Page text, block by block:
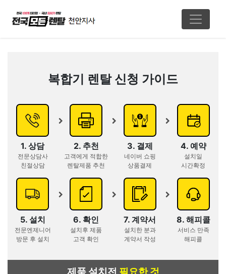
복합기 렌탈 신청 가이드
1. 상담
전문상담사
친절상담
2. 추천
고객에게 적합한
렌탈제품 추천
3. 결제
네이버 쇼핑
상품결제
4. 예약
설치일
시간확정
5. 설치
전문엔제니어
방문 후 설치
6. 확인
설치후 제품
고객 확인
7. 계약서
설치한 분과
계약서 작성
8. 해피콜
서비스 만족
해피콜
제품 설치전 필요한 것